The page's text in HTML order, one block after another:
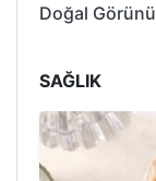
Doğal
SAĞLIK